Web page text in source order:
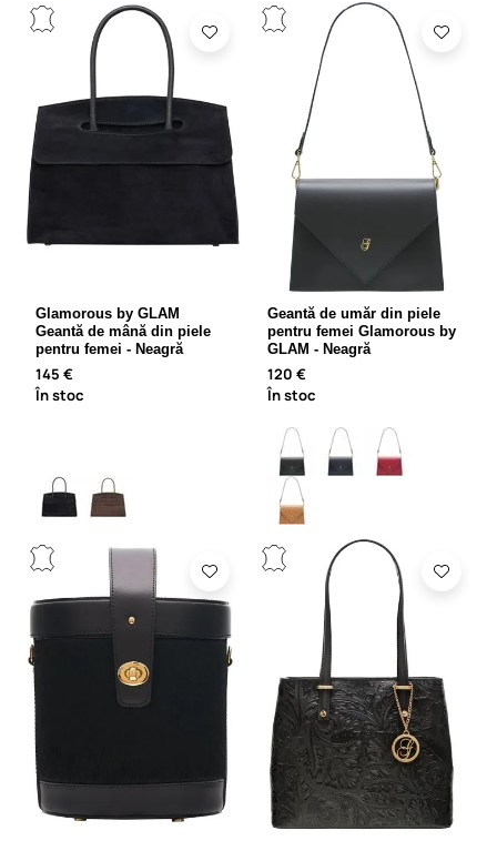
Glamorous by GLAM
Geantă de mână din piele
pentru femei - Neagră
145 €
În stoc
Geantă de umăr din piele
pentru femei Glamorous by
GLAM - Neagră
120 €
În stoc